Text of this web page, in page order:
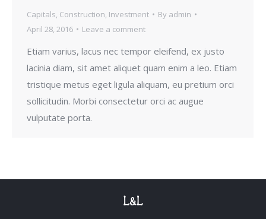
Capitals, Construction, Investment By admin
April 28, 2016
Leave a comment
Etiam varius, lacus nec tempor eleifend, ex justo
lacinia diam, sit amet aliquet quam enim a leo. Etiam
tristique metus eget ligula aliquam, eu pretium orci
sollicitudin. Morbi consectetur orci ac augue
vulputate porta.